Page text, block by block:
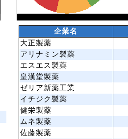
企業名
大正製薬
アリナミン製薬
エスエス製薬
皇漢堂製薬
ゼリア新薬工業
イチジク製薬
健栄製薬
ムネ製薬
佐藤製薬